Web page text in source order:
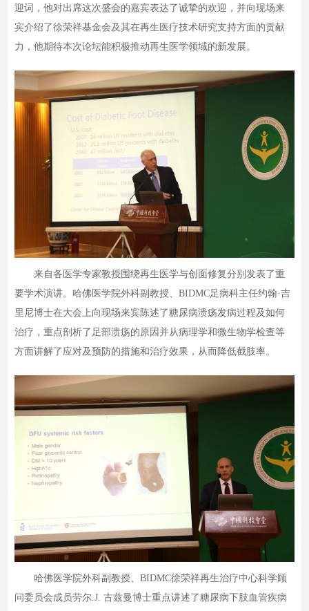
迎词，他对出席这次盛会的嘉宾表达了诚挚的欢迎，并向现场来
宾介绍了徐荣祥基金会及其在再生医疗技术研究支持方面的贡献
力，他期待本次论坛能积极推动再生医学领域的新发展。
来自各医学专家教授围绕再生医学与创面修复分别发表了重
要学术演讲。哈佛医学院外科副教授、BIDMC足病科主任约翰·吉
里尼博士在大会上向现场来宾陈述了糖尿病溃疡发病过程及如何
治疗，重点剖析了足部溃疡的原因并从病理学和微生物学检查等
方面讲解了应对及预防的措施和治疗效果，从而降低截肢率。
哈佛医学院外科副教授、BIDMC徐荣祥再生治疗中心科学顾
问委员会成员劳尔.J. 古兹曼博士重点讲述了糖尿病下肢血管疾病